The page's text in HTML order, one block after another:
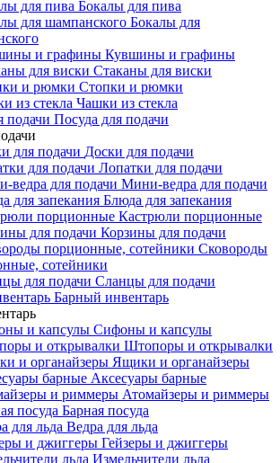
Бокалы для пива
Бокалы для
Кувшины и графины
Стаканы для виски
Стопки и рюмки
Чашки из стекла
Посуда для подачи
Доски для подачи
Лопатки для подачи
Мини-ведра для подачи
Блюда для запекания
Кастрюли порционные
Корзины для подачи
Сковороды
сотейники
Сланцы для подачи
Барный инвентарь
Сифоны и капсулы
Штопоры и открывалки
Ящики и органайзеры
Аксесуары барные
Атомайзеры и риммеры
Барная посуда
Ведра для льда
Гейзеры и джиггеры
Измельчители льда